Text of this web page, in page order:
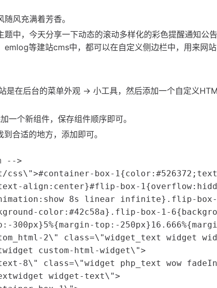
风充满着芳香。
题中，今天分享一下动态的滚动多样化的彩色提醒通知公
等建站cms中，都可以在自定义侧边栏中，用来网
在后台的菜单外观 -> 小工具，然后添加一个自定义
一个新组件，保存组件顺序即可。
合适的地方，添加即可。
-->
css\">#container-box-
align:center}#flip-box-
8s linear infinite}.flip-
color:#42c58a}.flip-box-1-
300px}5%{margin-top:-
2\" class=\"widget_text widget
custom-html-widget\">
8\" class=\"widget php_text wow
widget-text\">